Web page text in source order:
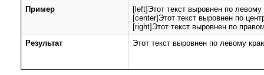
Пример
[left]Этот текст выровнен по
[center]Этот текст выровнен по
[right]Этот текст выровнен по
Результат
Этот текст выровнен по левому